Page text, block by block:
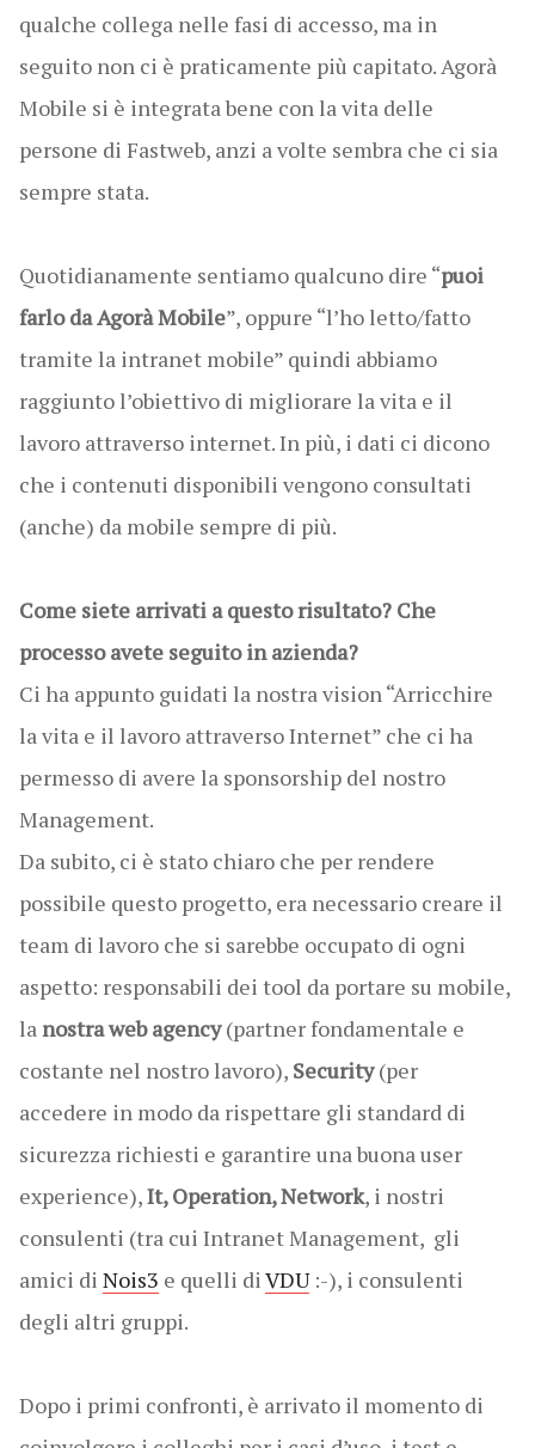
qualche collega nelle fasi di accesso, ma in
seguito non ci è praticamente più capitato. Agorà
Mobile si è integrata bene con la vita delle
persone di Fastweb, anzi a volte sembra che ci sia
sempre stata.
Quotidianamente sentiamo qualcuno dire “puoi
farlo da Agorà Mobile”, oppure “l’ho letto/fatto
tramite la intranet mobile” quindi abbiamo
raggiunto l’obiettivo di migliorare la vita e il
lavoro attraverso internet. In più, i dati ci dicono
che i contenuti disponibili vengono consultati
(anche) da mobile sempre di più.
Come siete arrivati a questo risultato? Che
processo avete seguito in azienda?
Ci ha appunto guidati la nostra vision “Arricchire
la vita e il lavoro attraverso Internet” che ci ha
permesso di avere la sponsorship del nostro
Management.
Da subito, ci è stato chiaro che per rendere
possibile questo progetto, era necessario creare il
team di lavoro che si sarebbe occupato di ogni
aspetto: responsabili dei tool da portare su mobile,
lanostra web agency(partner fondamentale e
costante nel nostro lavoro), Security(per
accedere in modo da rispettare gli standard di
sicurezza richiesti e garantire una buona user
experience),It, Operation, Network, i nostri
consulenti (tra cui Intranet Management, gli
amici di Nois3 e quelli diVDU:-), i consulenti
degli altri gruppi.
Dopo i primi confronti, è arrivato il momento di